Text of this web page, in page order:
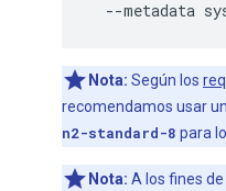
Nota: Según los
recomendamos usar
n2-standard-8 para
Nota: A los fines